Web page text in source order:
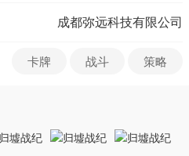
成都弥远科技有限公司
卡牌 战斗 策略